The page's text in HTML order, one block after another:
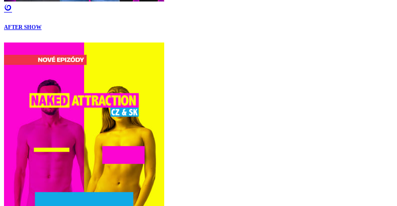
AFTER SHOW